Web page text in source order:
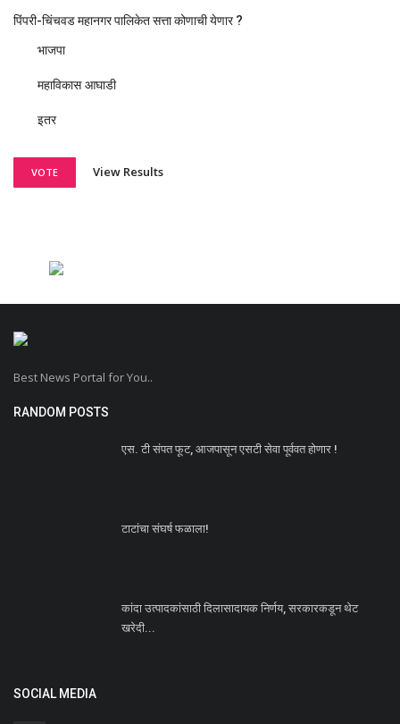
पिंपरी-चिंचवड महानगर पालिकेत सत्ता कोणाची येणार ?
भाजपा
महाविकास आघाडी
इतर
VOTE View Results
Best News Portal for You..
RANDOM POSTS
एस. टी संपत फूट, आजपासून एसटी सेवा पूर्ववत होणार !
टाटांचा संघर्ष फळाला!
कांदा उत्पादकांसाठी दिलासादायक निर्णय, सरकारकडून थेट
खरेदी...
SOCIAL MEDIA